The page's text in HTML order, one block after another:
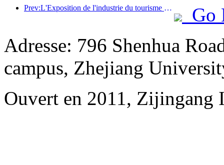
Prev:L'Exposition de l'industrie du tourisme culturel de Chine 2025 se tiendra à Wuhan du 12 au 14 septembre.
Go
Adresse: 796 Shenhua
campus, Zhejiang
Ouvert en 2011, Zijingang